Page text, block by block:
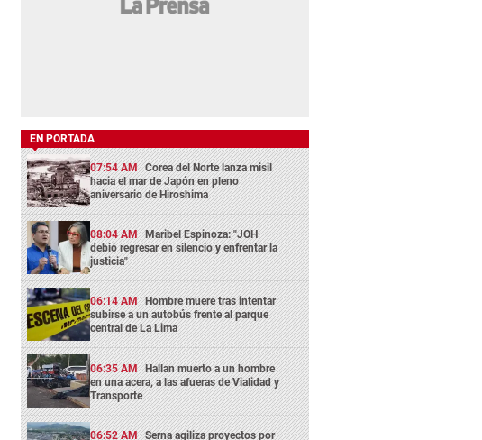
EN PORTADA
07:54 AM Corea del Norte lanza misil
hacia el mar de Japón en pleno
aniversario de Hiroshima
08:04 AM Maribel Espinoza: "JOH
debió regresar en silencio y enfrentar la
justicia"
06:14 AM Hombre muere tras intentar
subirse a un autobús frente al parque
central de La Lima
06:35 AM Hallan muerto a un hombre
en una acera, a las afueras de Vialidad y
Transporte
06:52 AM Serna agiliza proyectos por